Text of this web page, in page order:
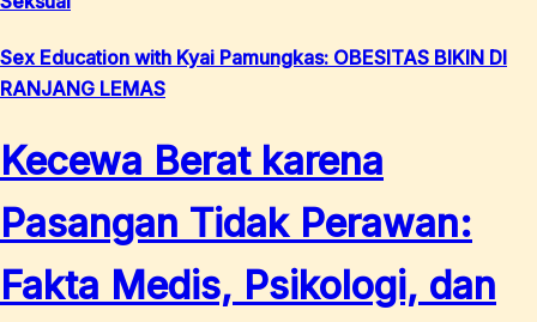
Sex Education with Kyai Pamungkas: OBESITAS BIKIN DI
RANJANG LEMAS
Kecewa Berat karena
Pasangan Tidak Perawan:
Fakta Medis, Psikologi, dan